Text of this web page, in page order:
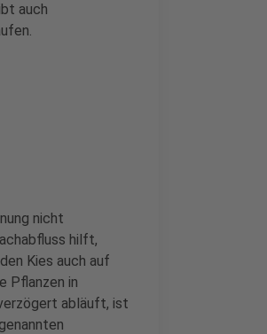
auch
nicht
hilft,
Kies auch auf
Pflanzen in
abläuft, ist